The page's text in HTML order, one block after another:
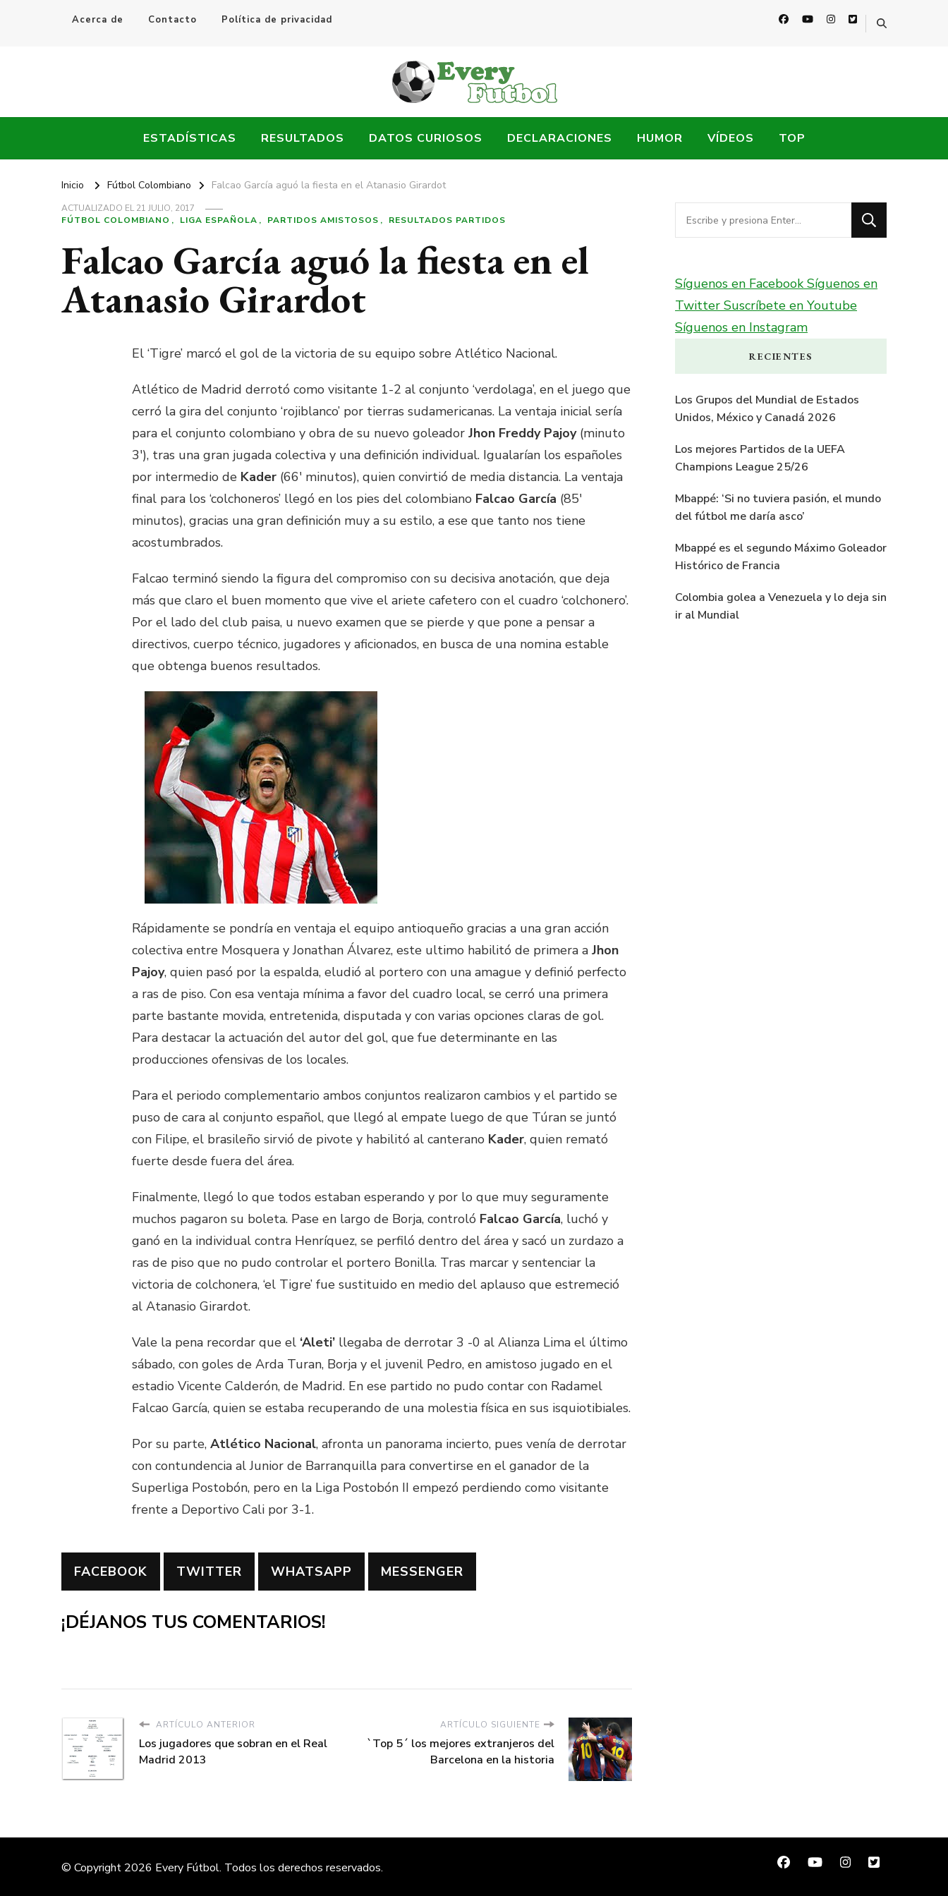
Acerca de Contacto Política de privacidad
Every Fútbol
ESTADÍSTICAS RESULTADOS DATOS CURIOSOS DECLARACIONES HUMOR VÍDEOS TOP
Inicio Fútbol Colombiano Falcao García aguó la fiesta en el Atanasio Girardot
ACTUALIZADO EL21 JULIO, 2017
FÚTBOL COLOMBIANO
LIGA ESPAÑOLA PARTIDOS AMISTOSOS RESULTADOS PARTIDOS
Falcao García aguó la fiesta en el
Atanasio Girardot
El ‘Tigre’ marcó el gol de la victoria de su equipo sobre Atlético Nacional.
Atlético de Madrid derrotó como visitante 1-2 al conjunto ‘verdolaga’, en el juego que
cerró la gira del conjunto ‘rojiblanco’ por tierras sudamericanas. La ventaja inicial sería
para el conjunto colombiano y obra de su nuevo goleador Jhon Freddy Pajoy(minuto
3′), tras una gran jugada colectiva y una definición individual. Igualarían los españoles
por intermedio de Kader (66′ minutos), quien convirtió de media distancia. La ventaja
final para los ‘colchoneros’ llegó en los pies del colombiano Falcao García (85′
minutos), gracias una gran definición muy a su estilo, a ese que tanto nos tiene
acostumbrados.
Falcao terminó siendo la figura del compromiso con su decisiva anotación, que deja
más que claro el buen momento que vive el ariete cafetero con el cuadro ‘colchonero’.
Por el lado del club paisa, u nuevo examen que se pierde y que pone a pensar a
directivos, cuerpo técnico, jugadores y aficionados, en busca de una nomina estable
que obtenga buenos resultados.
Rápidamente se pondría en ventaja el equipo antioqueño gracias a una gran acción
colectiva entre Mosquera y Jonathan Álvarez, este ultimo habilitó de primera a Jhon
Pajoy, quien pasó por la espalda, eludió al portero con una amague y definió perfecto
a ras de piso. Con esa ventaja mínima a favor del cuadro local, se cerró una primera
parte bastante movida, entretenida, disputada y con varias opciones claras de gol.
Para destacar la actuación del autor del gol, que fue determinante en las
producciones ofensivas de los locales.
Para el periodo complementario ambos conjuntos realizaron cambios y el partido se
puso de cara al conjunto español, que llegó al empate luego de que Túran se juntó
con Filipe, el brasileño sirvió de pivote y habilitó al canterano Kader, quien remató
fuerte desde fuera del área.
Finalmente, llegó lo que todos estaban esperando y por lo que muy seguramente
muchos pagaron su boleta. Pase en largo de Borja, controló Falcao García, luchó y
ganó en la individual contra Henríquez, se perfiló dentro del área y sacó un zurdazo a
ras de piso que no pudo controlar el portero Bonilla. Tras marcar y sentenciar la
victoria de colchonera, ‘el Tigre’ fue sustituido en medio del aplauso que estremeció
al Atanasio Girardot.
Vale la pena recordar que el ‘Aleti’ llegaba de derrotar 3 -0 al Alianza Lima el último
sábado, con goles de Arda Turan, Borja y el juvenil Pedro, en amistoso jugado en el
estadio Vicente Calderón, de Madrid. En ese partido no pudo contar con Radamel
Falcao García, quien se estaba recuperando de una molestia física en sus isquiotibiales.
Por su parte, Atlético Nacional, afronta un panorama incierto, pues venía de derrotar
con contundencia al Junior de Barranquilla para convertirse en el ganador de la
Superliga Postobón, pero en la Liga Postobón II empezó perdiendo como visitante
frente a Deportivo Cali por 3-1.
FACEBOOK TWITTER WHATSAPP MESSENGER
¡DÉJANOS TUS COMENTARIOS!
ARTÍCULO ANTERIOR
Los jugadores que sobran en el Real
Madrid 2013
ARTÍCULO SIGUIENTE
`Top 5´ los mejores extranjeros del
Barcelona en la historia
¿Buscas
algo?
Síguenos en FacebookSíguenos en
Twitter Suscríbete en Youtube
Síguenos en Instagram
RECIENTES
Los Grupos del Mundial de Estados
Unidos, México y Canadá 2026
Los mejores Partidos de la UEFA
Champions League 25/26
Mbappé: ‘Si no tuviera pasión, el mundo
del fútbol me daría asco’
Mbappé es el segundo Máximo Goleador
Histórico de Francia
Colombia golea a Venezuela y lo deja sin
ir al Mundial
© Copyright 2026 Every Fútbol. Todos los derechos reservados.